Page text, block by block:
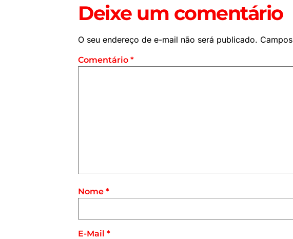
Deixe um comentário
O seu endereço de e-mail não será publicado.
Comentário *
Nome *
E-Mail *